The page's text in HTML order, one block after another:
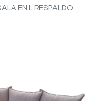
EN L RESPALDO